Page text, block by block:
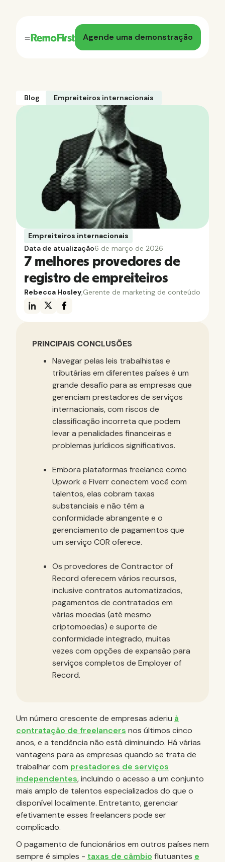
Agende uma demonstração
Blog Empreiteiros internacionais
Empreiteiros internacionais
Data de atualização6 de março de 2026
7 melhores provedores de
registro de empreiteiros
Rebecca Hosley Gerente de marketing de conteúdo
PRINCIPAIS CONCLUSÕES
Navegar pelas leis trabalhistas e
tributárias em diferentes países é um
grande desafio para as empresas que
gerenciam prestadores de serviços
internacionais, com riscos de
classificação incorreta que podem
levar a penalidades financeiras e
problemas jurídicos significativos.
Embora plataformas freelance como
Upwork e Fiverr conectem você com
talentos, elas cobram taxas
substanciais e não têm a
conformidade abrangente e o
gerenciamento de pagamentos que
um serviço COR oferece.
Os provedores de Contractor of
Record oferecem vários recursos,
inclusive contratos automatizados,
pagamentos de contratados em
várias moedas (até mesmo
criptomoedas) e suporte de
conformidade integrado, muitas
vezes com opções de expansão para
serviços completos de Employer of
Record.
Um número crescente de empresas aderiu à
contratação de freelancers nos últimos cinco
anos, e a tendência não está diminuindo. Há várias
vantagens para as empresas quando se trata de
trabalhar com prestadores de serviços
independentes, incluindo o acesso a um conjunto
mais amplo de talentos especializados do que o
disponível localmente. Entretanto, gerenciar
efetivamente esses freelancers pode ser
complicado.
O pagamento de funcionários em outros países nem
sempre é simples - taxas de câmbio flutuantes e